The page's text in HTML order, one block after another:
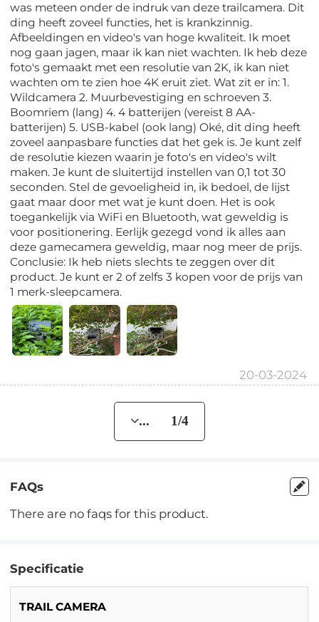
was meteen onder de indruk van deze trailcamera. Dit
ding heeft zoveel functies, het is krankzinnig.
Afbeeldingen en video's van hoge kwaliteit. Ik moet
nog gaan jagen, maar ik kan niet wachten. Ik heb deze
foto's gemaakt met een resolutie van 2K, ik kan niet
wachten om te zien hoe 4K eruit ziet. Wat zit er in: 1.
Wildcamera 2. Muurbevestiging en schroeven 3.
Boomriem (lang) 4. 4 batterijen (vereist 8 AA-
batterijen) 5. USB-kabel (ook lang) Oké, dit ding heeft
zoveel aanpasbare functies dat het gek is. Je kunt zelf
de resolutie kiezen waarin je foto's en video's wilt
maken. Je kunt de sluitertijd instellen van 0,1 tot 30
seconden. Stel de gevoeligheid in, ik bedoel, de lijst
gaat maar door met wat je kunt doen. Het is ook
toegankelijk via WiFi en Bluetooth, wat geweldig is
voor positionering. Eerlijk gezegd vond ik alles aan
deze gamecamera geweldig, maar nog meer de prijs.
Conclusie: Ik heb niets slechts te zeggen over dit
product. Je kunt er 2 of zelfs 3 kopen voor de prijs van
1 merk-sleepcamera.
20-03-2024
... 1/4
FAQs
There are no faqs for this product.
Specificatie
TRAIL CAMERA